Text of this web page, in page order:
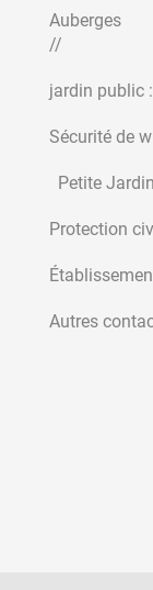
jardin public
Petite
Protection
Autres